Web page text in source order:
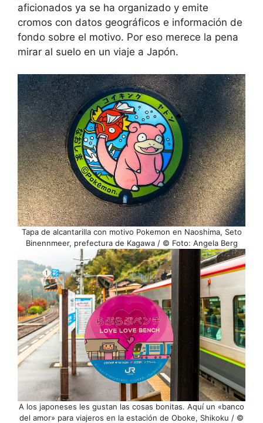
aficionados ya se ha organizado y emite
cromos con datos geográficos e información de
fondo sobre el motivo. Por eso merece la pena
mirar al suelo en un viaje a Japón.
Tapa de alcantarilla con motivo Pokemon en Naoshima, Seto
Binennmeer, prefectura de Kagawa / © Foto: Angela Berg
A los japoneses les gustan las cosas bonitas. Aquí un «banco
del amor» para viajeros en la estación de Oboke, Shikoku / ©